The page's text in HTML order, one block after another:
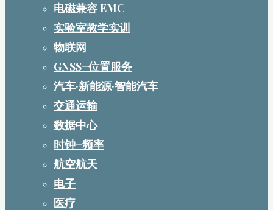
电磁兼容 EMC
实验室教学实训
物联网
GNSS+位置服务
汽车·新能源·智能汽车
交通运输
数据中心
时钟+频率
航空航天
电子
医疗